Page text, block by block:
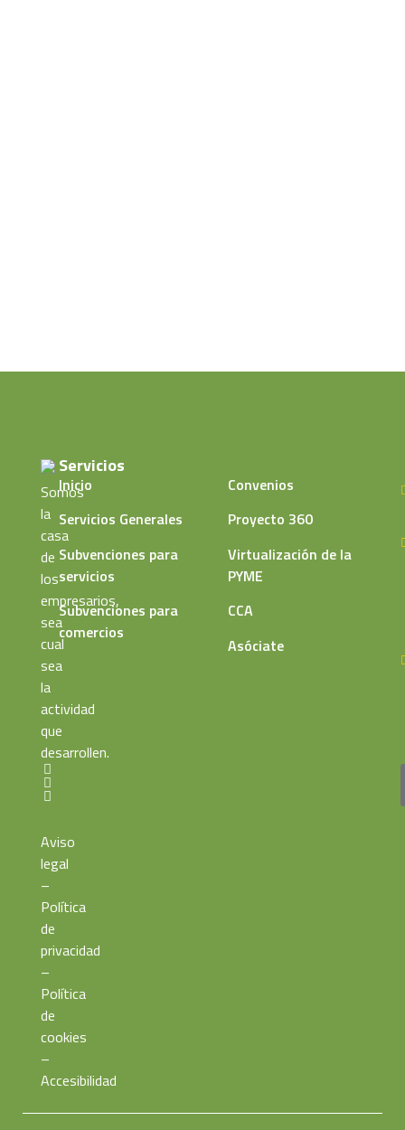
Somos
la
casa
de
los
empresarios,
sea
cual
sea
la
actividad
que
desarrollen.
Aviso
legal
–
Política
de
privacidad
–
Política
de
cookies
–
Accesibilidad
Servicios
Inicio
Servicios Generales
Subvenciones para
servicios
Subvenciones para
comercios
Convenios
Proyecto 360
Virtualización de la
PYME
CCA
Asóciate